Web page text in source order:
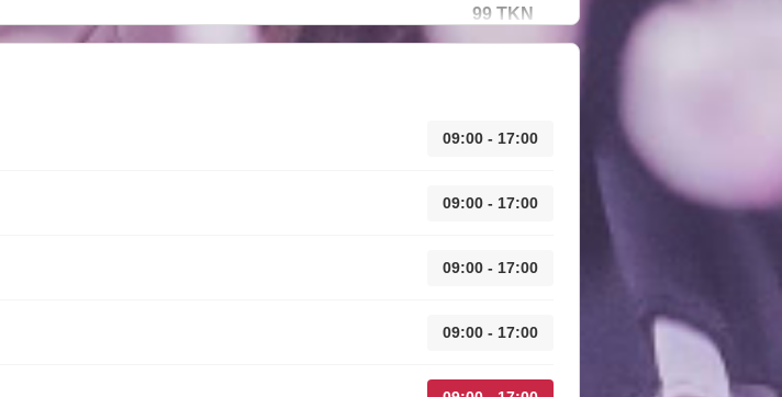
99 TKN
09:00 - 17:00
09:00 - 17:00
09:00 - 17:00
09:00 - 17:00